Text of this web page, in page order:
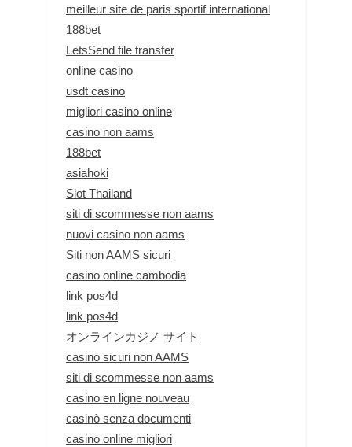
meilleur site de paris sportif international
188bet
LetsSend file transfer
online casino
usdt casino
migliori casino online
casino non aams
188bet
asiahoki
Slot Thailand
siti di scommesse non aams
nuovi casino non aams
Siti non AAMS sicuri
casino online cambodia
link pos4d
link pos4d
オンラインカジノ サイト
casino sicuri non AAMS
siti di scommesse non aams
casino en ligne nouveau
casinò senza documenti
casino online migliori